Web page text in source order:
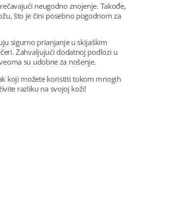
neugodno znojenje. Takođe,
što je čini posebno pogodnom za
sigurno prianjanje u skijaškim
Zahvaljujući dodatnoj podlozi u
su udobne za nošenje.
koji možete koristiti tokom mnogih
razliku na svojoj koži!